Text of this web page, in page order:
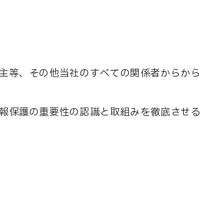
等、その他当社のすべての関係者からから
保護の重要性の認識と取組みを徹底させる